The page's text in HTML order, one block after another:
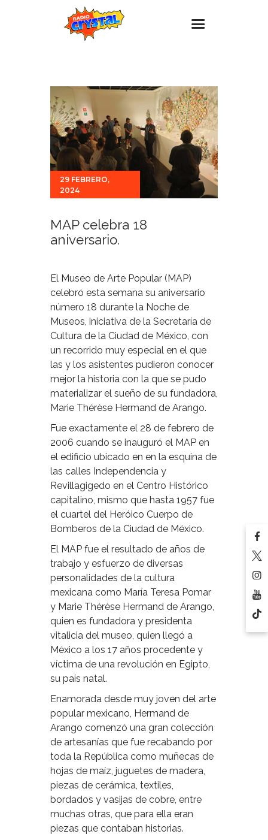
Estaciones
Eventos
Promociones
Noticias
Para ti
Contacto
29 FEBRERO,
2024
MAP celebra 18
aniversario.
El Museo de Arte Popular (MAP)
celebró esta semana su aniversario
número 18 durante la Noche de
Museos, iniciativa de la Secretaría de
Cultura de la Ciudad de México, con
un recorrido muy especial en el que
las y los asistentes pudieron conocer
mejor la historia con la que se pudo
materializar el sueño de su fundadora,
Marie Thérèse Hermand de Arango.
Fue exactamente el 28 de febrero de
2006 cuando se inauguró el MAP en
el edificio ubicado en en la esquina de
las calles Independencia y
Revillagigedo en el Centro Histórico
capitalino, mismo que hasta 1957 fue
el cuartel del Heróico Cuerpo de
Bomberos de la Ciudad de México.
El MAP fue el resultado de años de
trabajo y esfuerzo de diversas
personalidades de la cultura
mexicana como María Teresa Pomar
y Marie Thérèse Hermand de Arango,
quien es fundadora y presidenta
vitalicia del museo, quien llegó a
México a los 17 años procedente y
víctima de una revolución en Egipto,
su país natal.
Enamorada desde muy joven del arte
popular mexicano, Hermand de
Arango comenzó una gran colección
de artesanías que fue recabando por
toda la República como muñecas de
hojas de maíz, juguetes de madera,
piezas de cerámica, textiles,
bordados y vasijas de cobre, entre
muchas otras, que para ella eran
piezas que contaban historias.